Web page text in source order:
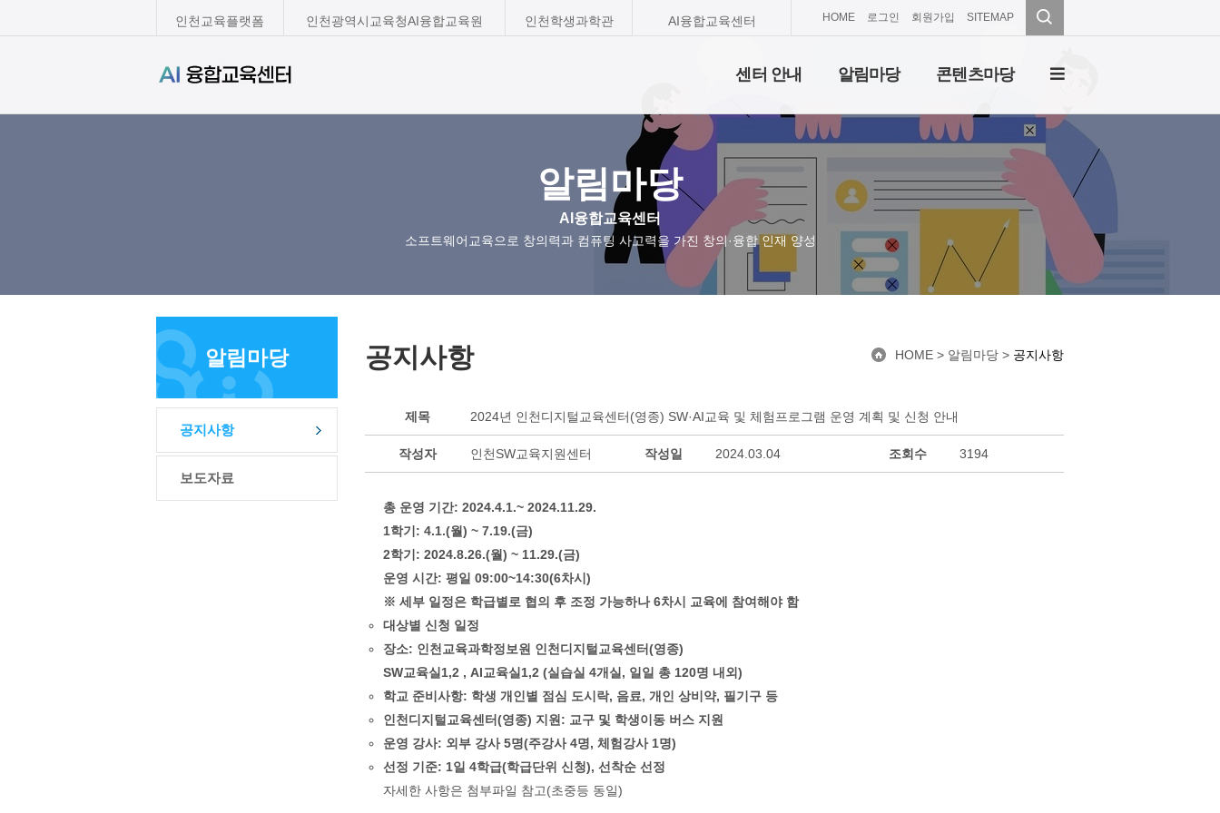
인천교육플랫폼 인천광역시교육청AI융합교육원 인천학생과학관 AI융합교육센터 HOME 로그인 회원가입 SITEMAP
센터 안내 알림마당 콘텐츠마당
알림마당
AI융합교육센터
소프트웨어교육으로 창의력과 컴퓨팅 사고력을 가진 창의·융합 인재 양성
알림마당
공지사항
보도자료
공지사항 HOME > 알림마당 > 공지사항
제목 2024년 인천디지털교육센터(영종) SW·AI교육 및 체험프로그램 운영 계획 및 신청 안내
작성자 인천SW교육지원센터 작성일 2024.03.04 조회수 3194
총 운영 기간: 2024.4.1.~ 2024.11.29.
1학기: 4.1.(월) ~ 7.19.(금)
2학기: 2024.8.26.(월) ~ 11.29.(금)
운영 시간: 평일 09:00~14:30(6차시)
※ 세부 일정은 학급별로 협의 후 조정 가능하나 6차시 교육에 참여해야 함
대상별 신청 일정
장소: 인천교육과학정보원 인천디지털교육센터(영종)
SW교육실1,2 , AI교육실1,2 (실습실 4개실, 일일 총 120명 내외)
학교 준비사항: 학생 개인별 점심 도시락, 음료, 개인 상비약, 필기구 등
인천디지털교육센터(영종) 지원: 교구 및 학생이동 버스 지원
운영 강사: 외부 강사 5명(주강사 4명, 체험강사 1명)
선정 기준: 1일 4학급(학급단위 신청), 선착순 선정
자세한 사항은 첨부파일 참고(초중등 동일)